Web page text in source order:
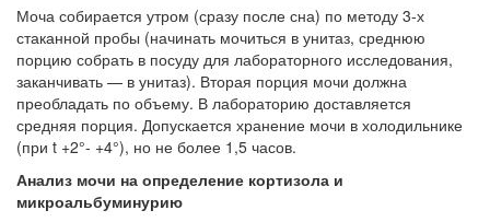
Моча собирается утром (сразу после сна) по методу 3-х
стаканной пробы (начинать мочиться в унитаз, среднюю
порцию собрать в посуду для лабораторного исследования,
заканчивать — в унитаз). Вторая порция мочи должна
преобладать по объему. В лабораторию доставляется
средняя порция. Допускается хранение мочи в холодильнике
(при t +2°- +4°), но не более 1,5 часов.
Анализ мочи на определение кортизола и
микроальбуминурию